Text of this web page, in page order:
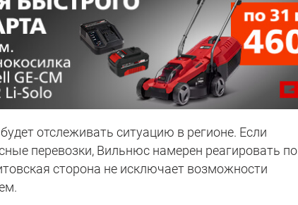
отслеживать ситуацию в регионе. Если
перевозки, Вильнюс намерен реагировать по
сторона не исключает возможности